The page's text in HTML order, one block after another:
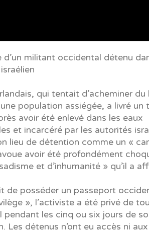
d’un militant occidental détenu
qui tentait d’acheminer du
population assiégée, a livré un
avoir été enlevé dans les eaux
et incarcéré par les autorités
lieu de détention comme un «
avoir été profondément
et d’inhumanité » qu’il a
de posséder un passeport
», l’activiste a été privé de
pendant les cinq ou six jours de
Les détenus n’ont eu accès ni